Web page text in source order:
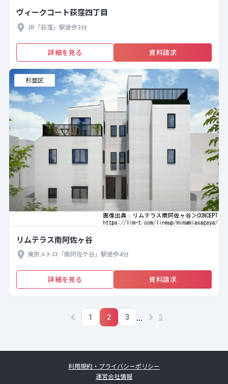
ヴィークコート荻窪四丁目
JR「荻窪」駅徒歩3分
詳細を見る 資料請求
杉並区
リムテラス南阿佐ヶ谷
東京メトロ「南阿佐ケ谷」駅徒歩4分
詳細を見る 資料請求
1 2 3 ... 5
利用規約・プライバシーポリシー
運営会社情報